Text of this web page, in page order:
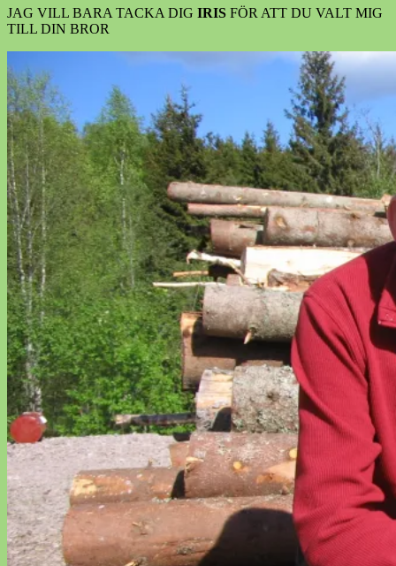
JAG VILL BARA TACKA DIG IRIS FÖR ATT DU VALT MIG
TILL DIN BROR